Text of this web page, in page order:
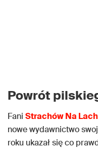
Powrót
Fani Strachów Na
nowe wydawnictwo
roku ukazał się co